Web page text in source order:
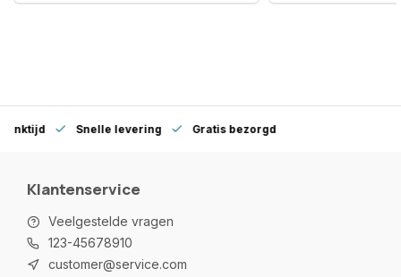
Snelle levering Gratis bezorgd
Klantenservice
Veelgestelde vragen
123-45678910
customer@service.com